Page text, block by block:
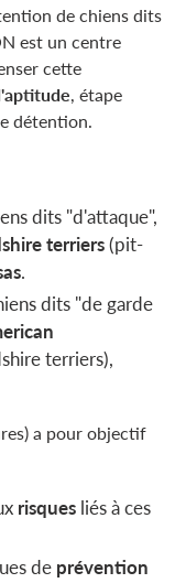
de chiens dits
est un centre
cette
, étape
détention.
dits "d'attaque",
terriers(pit-
.
dits "de garde
terriers),
a pour objectif
risques liés à ces
de prévention